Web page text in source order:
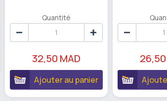
Quantité
32,50 MAD
Ajouter au panier